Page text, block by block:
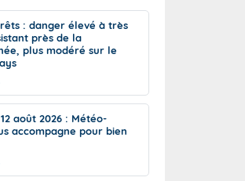
dangereux de J+2 à J+7
pluies intenses à l'échelle
(Apic)
forêts
: danger élevé à très
près de la
plus modéré sur le
août 2026 : Météo-
accompagne pour bien